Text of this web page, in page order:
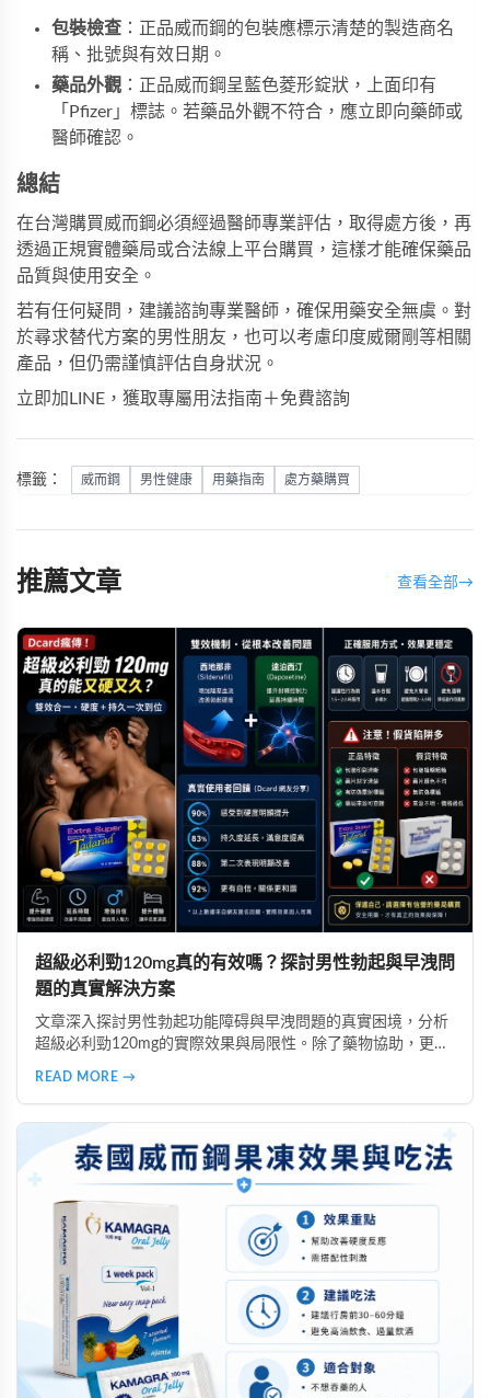
包裝檢查 ：正品威而鋼的包裝應標示清楚的製造商名
稱、批號與有效日期。
藥品外觀 ：正品威而鋼呈藍色菱形錠狀，上面印有
「Pfizer」標誌。若藥品外觀不符合，應立即向藥師或
醫師確認。
總結
在台灣購買威而鋼必須經過醫師專業評估，取得處方後，再
透過正規實體藥局或合法線上平台購買，這樣才能確保藥品
品質與使用安全。
若有任何疑問，建議諮詢專業醫師，確保用藥安全無虞。對
於尋求替代方案的男性朋友，也可以考慮印度威爾剛 等相關
產品，但仍需謹慎評估自身狀況。
立即加LINE，獲取專屬用法指南＋免費諮詢
標籤： 威而鋼 男性健康 用藥指南 處方藥購買
推薦文章 查看全部→
超級必利勁120mg真的有效嗎？探討男性勃起與早洩問
題的真實解決方案
文章深入探討男性勃起功能障碍與早洩問題的真實困境，分析
超級必利勁120mg的實際效果與局限性。除了藥物協助，更強
READ MORE →